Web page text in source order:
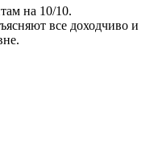
на 10/10.
все доходчиво и